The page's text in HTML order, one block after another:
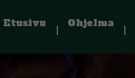
Etusivu Ohjelma